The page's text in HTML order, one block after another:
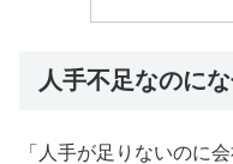
人手不足なのに
「人手が足りないのに